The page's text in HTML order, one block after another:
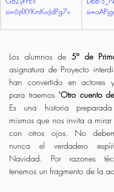
si=6jtlXYKmKwJdPg7v
Los alumnos de 5º de
asignatura de Proyecto
han convertido en actores
para traernos 'Otro cuento
Es una historia
mismos que nos invita a mirar
con otros ojos. No
nunca el verdadero
Navidad. Por razones
tenemos un fragmento de la